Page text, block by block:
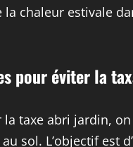
chaleur estivale
pour éviter la
la taxe abri jardin,
sol. L’objectif est